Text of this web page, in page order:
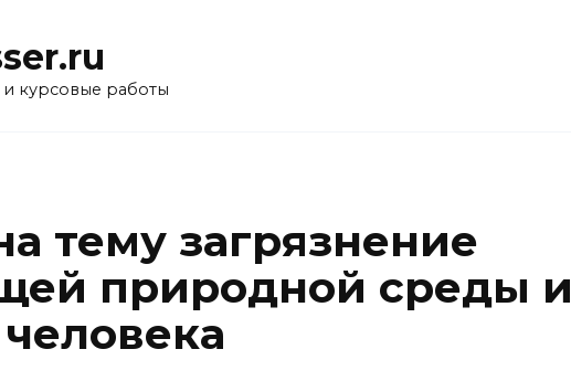
курсовые работы
тему загрязнение
природной среды и